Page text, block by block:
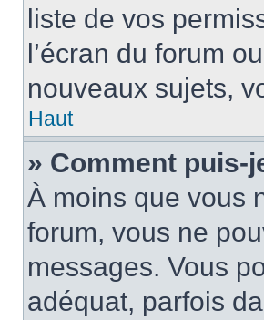
liste de vos
l’écran du forum
nouveaux sujets,
Haut
» Comment puis-
À moins que vous
forum, vous ne
messages. Vous
adéquat, parfois